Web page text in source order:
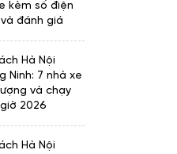
kèm số điện
đánh giá
Hà Nội
Ninh: 7 nhà xe
và chạy
2026
Hà Nội